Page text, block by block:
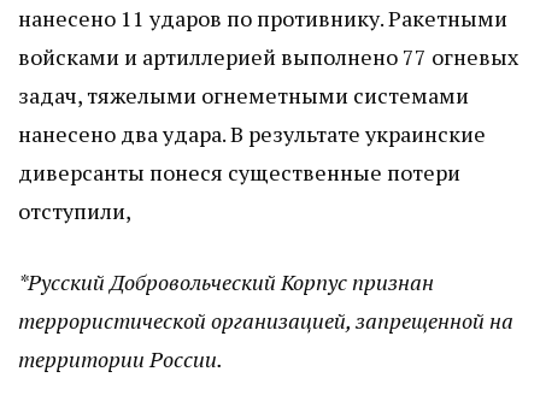
нанесено 11 ударов по противнику. Ракетными
войсками и артиллерией выполнено 77 огневых
задач, тяжелыми огнеметными системами
нанесено два удара. В результате украинские
диверсанты понеся существенные потери
отступили,
*Русский Добровольческий Корпус признан
террористической организацией, запрещенной на
территории России.